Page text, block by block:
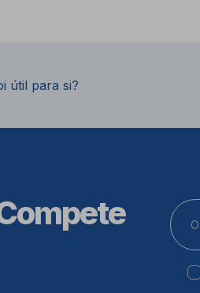
útil para si?